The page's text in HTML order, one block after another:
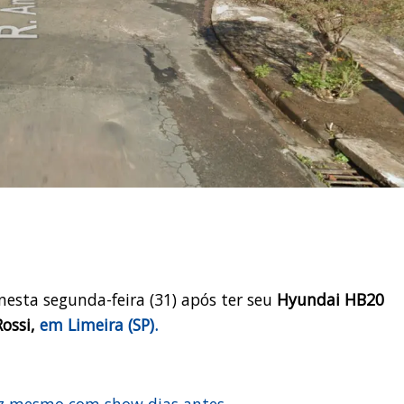
segunda-feira (31) após ter seu Hyundai HB20
em Limeira (SP).